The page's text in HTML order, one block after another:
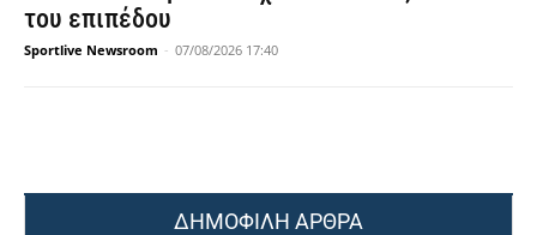
του επιπέδου
Sportlive Newsroom - 07/08/2026 17:40
ΔΗΜΟΦΙΛΗ ΑΡΘΡΑ